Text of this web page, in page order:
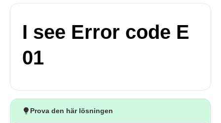
I see Error code E
01
Prova den här lösningen